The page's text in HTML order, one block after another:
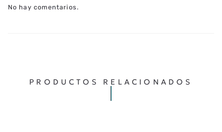
No hay comentarios.
PRODUCTOS RELACIONADOS